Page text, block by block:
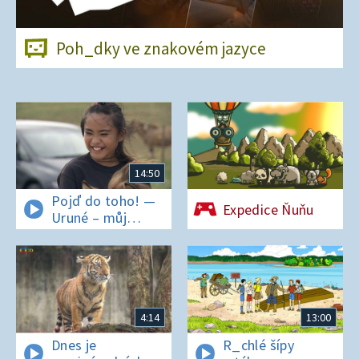
Poh_dky ve znakovém jazyce
14:50
Pojď do toho! —
Uruné – můj
horský koník
Expedice Ňuňu
4:14
Dnes je
13:00
R_chlé šípy